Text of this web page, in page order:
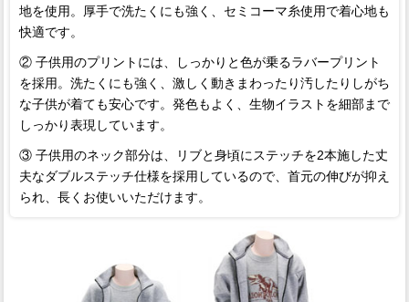
地を使用。厚手で洗たくにも強く、セミコーマ糸使用で着心地も
快適です。
② 子供用のプリントには、しっかりと色が乗るラバープリント
を採用。洗たくにも強く、激しく動きまわったり汚したりしがち
な子供が着ても安心です。発色もよく、生物イラストを細部まで
しっかり表現しています。
③ 子供用のネック部分は、リブと身頃にステッチを2本施した丈
夫なダブルステッチ仕様を採用しているので、首元の伸びが抑え
られ、長くお使いいただけます。